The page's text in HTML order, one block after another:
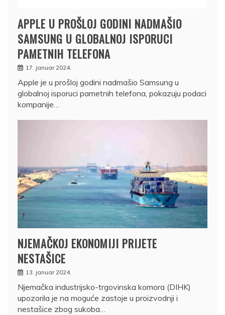
APPLE U PROŠLOJ GODINI NADMAŠIO
SAMSUNG U GLOBALNOJ ISPORUCI
PAMETNIH TELEFONA
17. januar 2024.
Apple je u prošloj godini nadmašio Samsung u
globalnoj isporuci pametnih telefona, pokazuju podaci
kompanije…
NJEMAČKOJ EKONOMIJI PRIJETE
NESTAŠICE
13. januar 2024.
Njemačka industrijsko-trgovinska komora (DIHK)
upozorila je na moguće zastoje u proizvodnji i
nestašice zbog sukoba…